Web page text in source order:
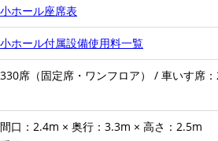
小ホール座席表
小ホール付属設備使用料一覧
330席（固定席・ワンフロア） / 車いす席
間口：2.4m × 奥行：3.3m × 高さ：2.5m